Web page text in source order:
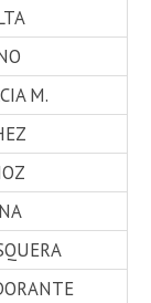
M.